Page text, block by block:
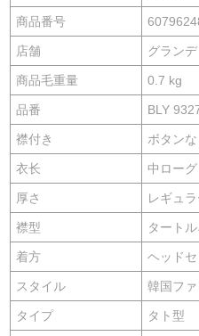
商品番号
店舗 グラン
商品毛重量 0.7 kg
品番 BLY
襟付き ボタンな
衣长 中ローグ
厚さ レギュ
襟型 タート
着方 ヘッドセ
スタイル 韓国フ
タイプ タト型